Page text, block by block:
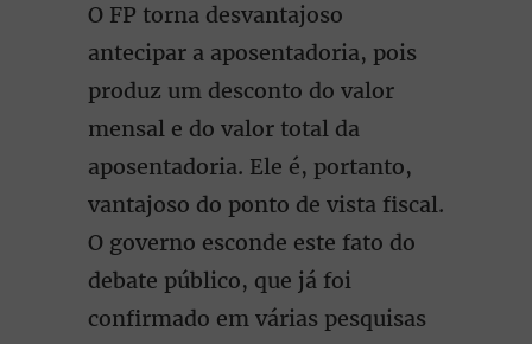
O FP torna desvantajoso
antecipar a aposentadoria, pois
produz um desconto do valor
mensal e do valor total da
aposentadoria. Ele é, portanto,
vantajoso do ponto de vista fiscal.
O governo esconde este fato do
debate público, que já foi
confirmado em várias pesquisas